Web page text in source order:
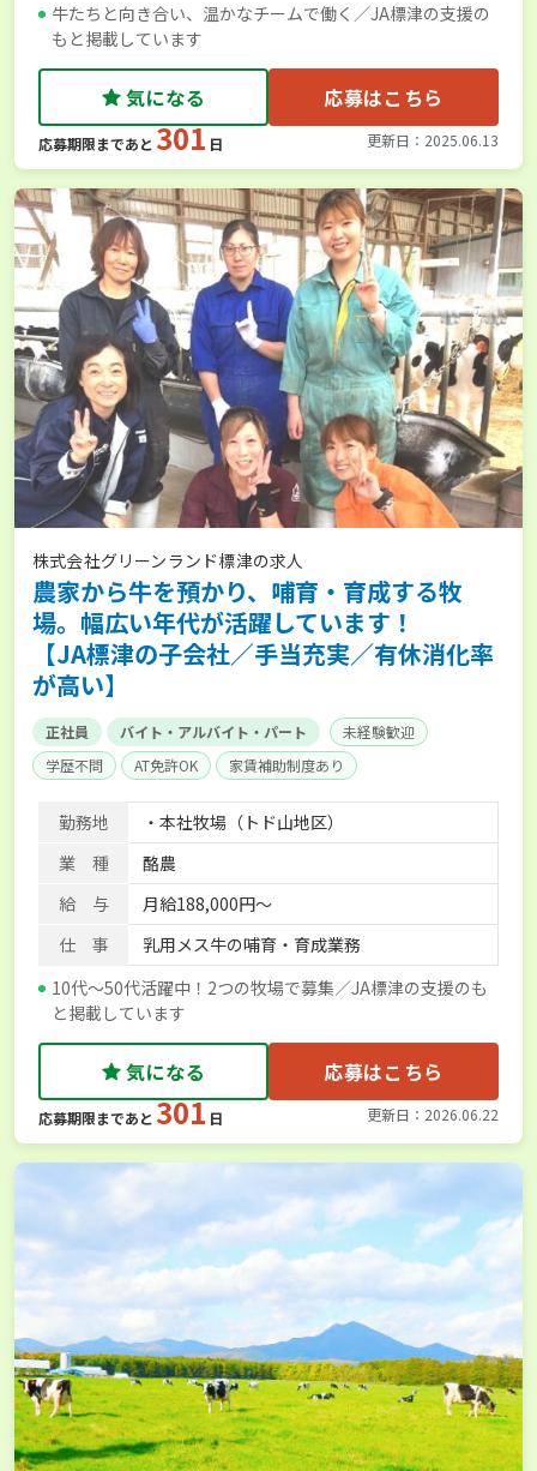
牛たちと向き合い、温かなチームで働く／JA標津の支援の
もと掲載しています
気になる 応募はこちら
応募期限まであと 301 日 更新日：2025.06.13
株式会社グリーンランド標津の求人
農家から牛を預かり、哺育・育成する牧
場。幅広い年代が活躍しています！
【JA標津の子会社／手当充実／有休消化率
が高い】
正社員 バイト・アルバイト・パート
未経験歓迎
学歴不問
AT免許OK
家賃補助制度あり
残業月20時間以内
社会保険完備 寮･社宅相談可
勤務地
・本社牧場（トド山地区）
業 種
酪農
給 与
月給188,000円～
仕 事
乳用メス牛の哺育・育成業務
10代～50代活躍中！2つの牧場で募集／JA標津の支援のも
と掲載しています
気になる 応募はこちら
応募期限まであと301 日 更新日：2026.06.22